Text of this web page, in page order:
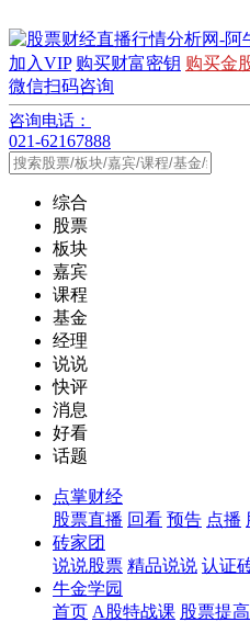
加入VIP 购买财富密钥 购买金
微信扫码咨询
咨询电话：
021-62167888
综合
股票
板块
嘉宾
课程
基金
经理
说说
快评
消息
好看
话题
点掌财经
股票直播 回看 预告 点播
砖家团
说说股票 精品说说 认证
牛金学园
首页 A股特战课 股票提